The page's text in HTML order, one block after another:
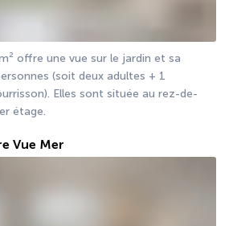
offre une vue sur le jardin et sa
(soit deux adultes + 1
Elles sont située au rez-de-
étage.
Vue Mer